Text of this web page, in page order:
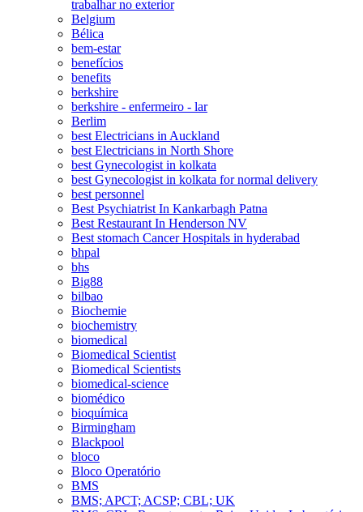
trabalhar no exterior
Belgium
Bélica
bem-estar
benefícios
benefits
berkshire
berkshire - enfermeiro - lar
Berlim
best Electricians in Auckland
best Electricians in North Shore
best Gynecologist in kolkata
best Gynecologist in kolkata for normal delivery
best personnel
Best Psychiatrist In Kankarbagh Patna
Best Restaurant In Henderson NV
Best stomach Cancer Hospitals in hyderabad
bhpal
bhs
Big88
bilbao
Biochemie
biochemistry
biomedical
Biomedical Scientist
Biomedical Scientists
biomedical-science
biomédico
bioquímica
Birmingham
Blackpool
bloco
Bloco Operatório
BMS
BMS; APCT; ACSP; CBL; UK